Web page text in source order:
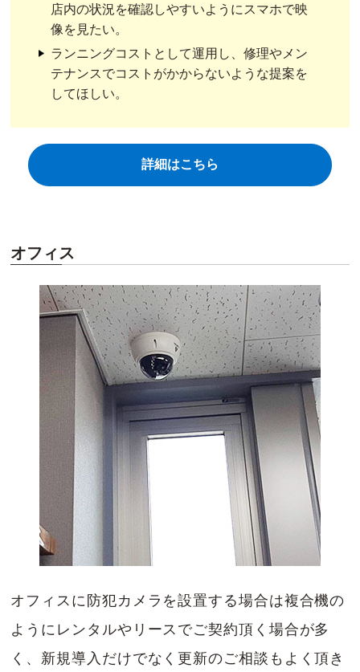
店内の状況を確認しやすいようにスマホで映
像を見たい。
ランニングコストとして運用し、修理やメン
テナンスでコストがかからないような提案を
してほしい。
詳細はこちら
オフィス
オフィスに防犯カメラを設置する場合は複合機の
ようにレンタルやリースでご契約頂く場合が多
く、新規導入だけでなく更新のご相談もよく頂き